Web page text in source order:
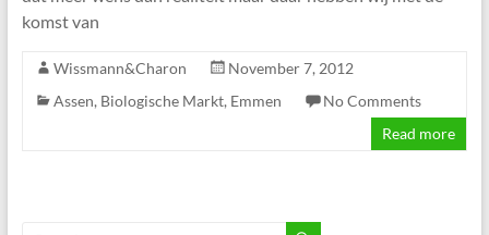
komst van
Wissmann&Charon
November 7, 2012
Assen, Biologische Markt, Emmen
No Comments
Read more